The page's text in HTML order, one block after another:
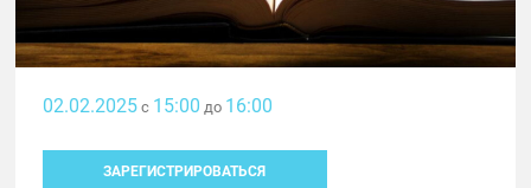
02.02.2025с 15:00 до 16:00
ЗАРЕГИСТРИРОВАТЬСЯ